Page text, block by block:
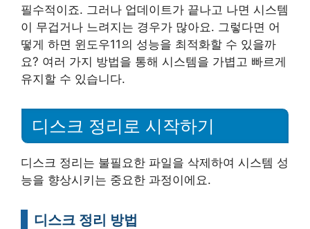
필수적이죠. 그러나 업데이트가 끝나고 나면 시스템
이 무겁거나 느려지는 경우가 많아요. 그렇다면 어
떻게 하면 윈도우11의 성능을 최적화할 수 있을까
요? 여러 가지 방법을 통해 시스템을 가볍고 빠르게
유지할 수 있습니다.
디스크 정리로 시작하기
디스크 정리는 불필요한 파일을 삭제하여 시스템 성
능을 향상시키는 중요한 과정이에요.
디스크 정리 방법